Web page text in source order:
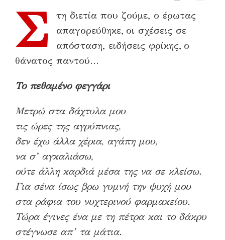
Σ
τη διετία που ζούμε, ο έρωτας
απαγορεύθηκε, οι σχέσεις σε
απόσταση, ειδήσεις φρίκης, ο
θάνατος παντού…
Το πεθαμένο φεγγάρι
Μετρώ στα δάχτυλα μου
τις ώρες της αγρύπνιας,
δεν έχω άλλα χέρια, αγάπη μου,
να σ’ αγκαλιάσω,
ούτε άλλη καρδιά μέσα της να σε κλείσω.
Για σένα ίσως βρω γυμνή την ψυχή μου
στα ράφια του νυχτερινού φαρμακείου.
Τώρα έγινες ένα με τη πέτρα και το δάκρυ
στέγνωσε απ’ τα μάτια.